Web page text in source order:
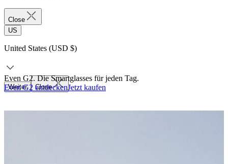
Close
US
United States (USD $)
Weiter Close
Even G2. Die Smartglasses für jeden Tag.
Even G2 entdeckenJetzt kaufen